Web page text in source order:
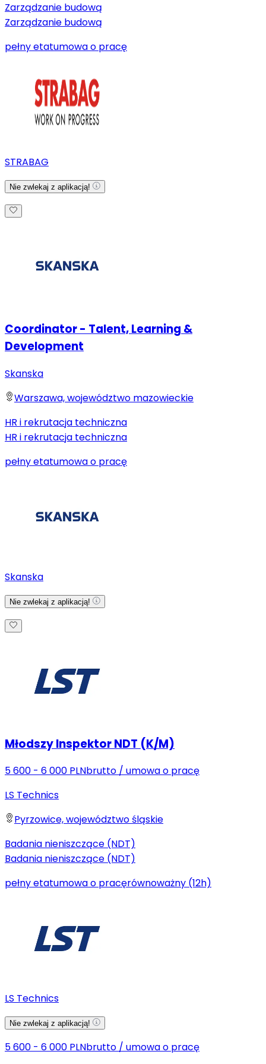
Zarządzanie budową
Zarządzanie budową
pełny etatumowa o pracę
STRABAG
Nie zwlekaj z aplikacją!
Coordinator - Talent, Learning &
Development
Skanska
Warszawa, województwo mazowieckie
HR i rekrutacja techniczna
HR i rekrutacja techniczna
pełny etatumowa o pracę
Skanska
Nie zwlekaj z aplikacją!
Młodszy Inspektor NDT (K/M)
5 600 - 6 000 PLNbrutto / umowa o pracę
LS Technics
Pyrzowice, województwo śląskie
Badania nieniszczące (NDT)
Badania nieniszczące (NDT)
pełny etatumowa o pracęrównoważny (12h)
LS Technics
Nie zwlekaj z aplikacją!
5 600 - 6 000 PLNbrutto / umowa o pracę